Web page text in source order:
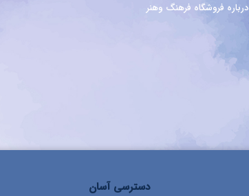
درباره فروشگاه فرهنگ وهنر
دسترسی آسان